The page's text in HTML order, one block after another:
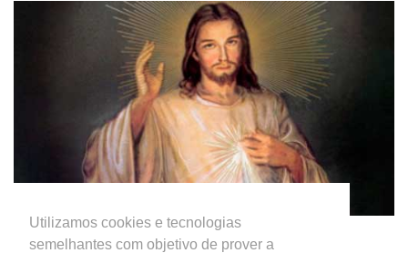
Utilizamos cookies e tecnologias
semelhantes com objetivo de prover a
reze agora o